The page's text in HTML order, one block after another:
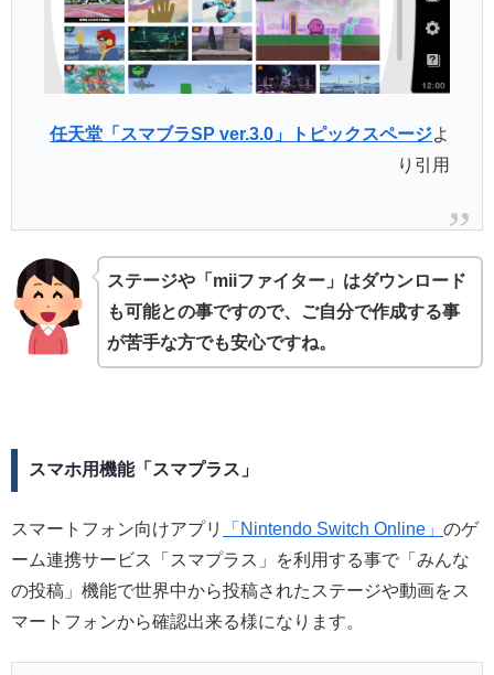
任天堂「スマブラSP ver.3.0」トピックスページよ
り引用
ステージや「miiファイター」はダウンロード
も可能との事ですので、ご自分で作成する事
が苦手な方でも安心ですね。
スマホ用機能「スマプラス」
スマートフォン向けアプリ 「Nintendo Switch Online」 のゲ
ーム連携サービス「スマプラス」を利用する事で「みんな
の投稿」機能で世界中から投稿されたステージや動画をス
マートフォンから確認出来る様になります。